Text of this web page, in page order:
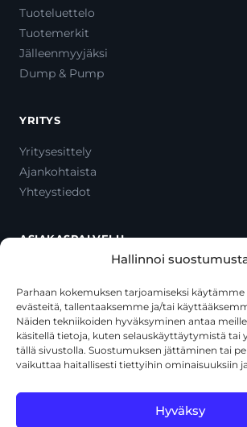
Hallinnoi
Parhaan kokemuksen tarjoamiseksi
evästeitä, tallentaaksemme ja/tai
Näiden tekniikoiden hyväksyminen antaa
käsitellä tietoja, kuten selauskäyttäytymistä tai
tällä sivustolla. Suostumuksen jättäminen tai
vaikuttaa haitallisesti tiettyihin ominaisuuksiin
Hyväksy
Tuoteluettelo
Tuotemerkit
Jälleenmyyjäksi
Dump & Pump
YRITYS
Yritysesittely
Ajankohtaista
Yhteystiedot
ASIAKASPALVELU
Oma tili
Maksutavat
Toimitustavat
Usein kysytyt kysymykset
+358 44 270 3795
asiakaspalvelu@toolcat.fi